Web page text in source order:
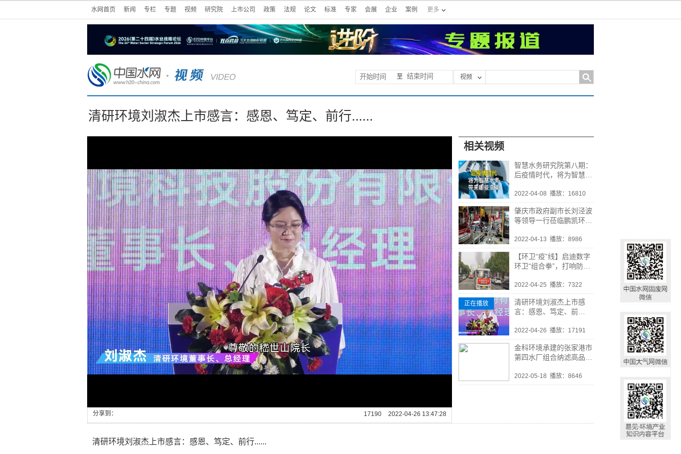
水网首页 新闻 专栏 专题 视频 研究院 上市公司 政策 法规 论文 标准 专家 会展 企业 案例 更多
至 视频
清研环境刘淑杰上市感言：感恩、笃定、前行......
Time
分享到： 17190 2022-04-26 13:47:28
相关视频
智慧水务研究院第八期：
后疫情时代，将为智慧水
2022-04-08 播放：16810
肇庆市政府副市长刘泾波
等领导一行莅临鹏凯环境
2022-04-13 播放：8986
【环卫“疫”线】启迪数字
环卫“组合拳”，打响防疫
2022-04-25 播放：7322
清研环境刘淑杰上市感
言：感恩、笃定、前
2022-04-26 播放：17191
正在播放
金科环境承建的张家港市
第四水厂组合纳滤高品质
“2022全球水奖-年度最佳
水项目”
2022-05-18 播放：8646
清研环境刘淑杰上市感言：感恩、笃定、前行......